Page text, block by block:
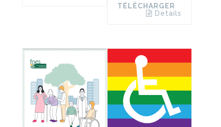
TÉLÉCHARGER
Details